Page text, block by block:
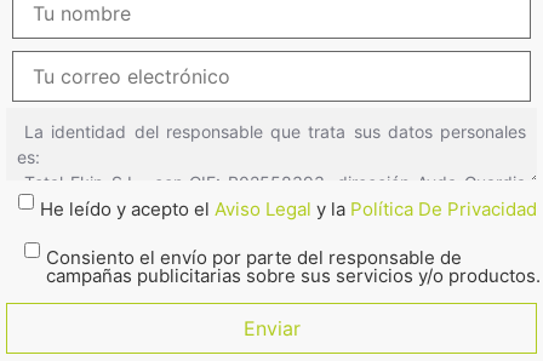
He leído y acepto el Aviso Legal y la Política De Privacidad
Consiento el envío por parte del responsable de
campañas publicitarias sobre sus servicios y/o productos.